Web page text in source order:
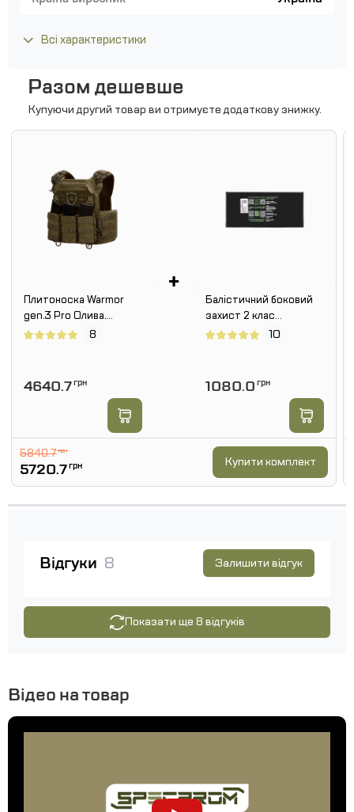
Всі характеристики
Разом дешевше
Купуючи другий товар ви отримуєте додаткову знижку.
Плитоноска Warmor
gen.3 Pro Олива.
Система швидкого
8
4640.7грн
+
Балістичний боковий
захист 2 клас
SPECPROM. Розмір
10
1080.0 грн
5840.7грн
5720.7грн Купити комплект
Відгуки 8 Залишити відгук
Показати ще 8 відгуків
Відео на товар